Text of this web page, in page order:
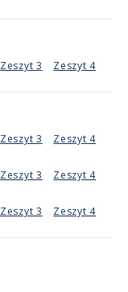
Zeszyt 3 Zeszyt 4
Zeszyt 3 Zeszyt 4
Zeszyt 3 Zeszyt 4
Zeszyt 3 Zeszyt 4